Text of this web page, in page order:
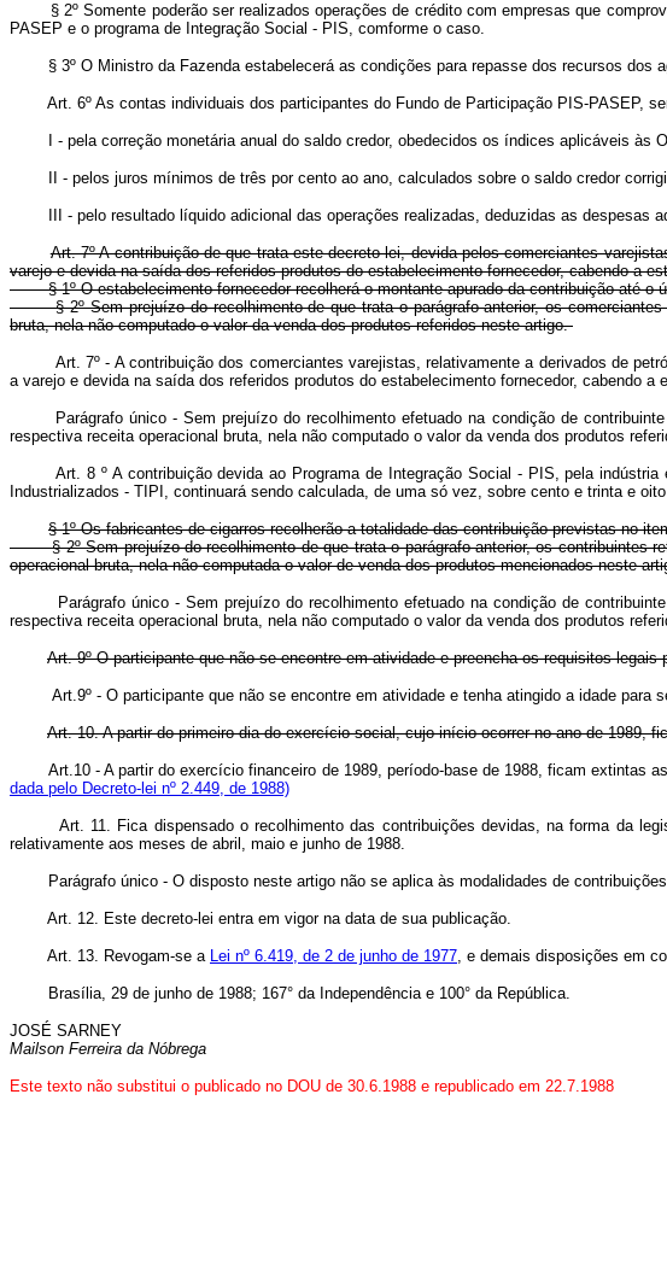
§ 2º Somente poderão ser realizados operações de crédito com empresas que
PASEP e o programa de Integração Social - PIS, comforme o caso.
§ 3º O Ministro da Fazenda estabelecerá as condições para repasse dos recursos dos
Art. 6º As contas individuais dos participantes do Fundo de Participação PIS-PASEP,
I - pela correção monetária anual do saldo credor, obedecidos os índices aplicáveis às
II - pelos juros mínimos de três por cento ao ano, calculados sobre o saldo credor
III - pelo resultado líquido adicional das operações realizadas, deduzidas as despesas
Art. 7º A contribuição de que trata este decreto-lei, devida pelos comerciantes
varejo e devida na saída dos referidos produtos do estabelecimento fornecedor, cabendo a
§ 1º O estabelecimento fornecedor recolherá o montante apurado da contribuição até o
§ 2º Sem prejuízo do recolhimento de que trata o parágrafo anterior, os comerciantes
bruta, nela não computado o valor da venda dos produtos referidos neste artigo.
Art. 7º - A contribuição dos comerciantes varejistas, relativamente a derivados de
a varejo e devida na saída dos referidos produtos do estabelecimento fornecedor,
Parágrafo único - Sem prejuízo do recolhimento efetuado na condição de
respectiva receita operacional bruta, nela não computado o valor da venda dos produtos
Art. 8 º A contribuição devida ao Programa de Integração Social - PIS, pela
Industrializados - TIPI, continuará sendo calculada, de uma só vez, sobre cento e trinta e
§ 1º Os fabricantes de cigarros recolherão a totalidade das contribuição previstas no
§ 2º Sem prejuízo do recolhimento de que trata o parágrafo anterior, os contribuintes
operacional bruta, nela não computada o valor de venda dos produtos mencionados neste
Parágrafo único - Sem prejuízo do recolhimento efetuado na condição de
respectiva receita operacional bruta, nela não computado o valor da venda dos produtos
Art. 9º O participante que não se encontre em atividade e preencha os requisitos
Art.9º - O participante que não se encontre em atividade e tenha atingido a idade
Art. 10. A partir do primeiro dia do exercício social, cujo início ocorrer no ano de 1989,
Art.10 - A partir do exercício financeiro de 1989, período-base de 1988, ficam
dada pelo Decreto-lei nº 2.449, de 1988)
Art. 11. Fica dispensado o recolhimento das contribuições devidas, na forma da
relativamente aos meses de abril, maio e junho de 1988.
Parágrafo único - O disposto neste artigo não se aplica às modalidades de
Art. 12. Este decreto-lei entra em vigor na data de sua publicação.
Art. 13. Revogam-se a Lei nº 6.419, de 2 de junho de 1977, e demais disposições em
Brasília, 29 de junho de 1988; 167° da Independência e 100° da República.
JOSÉ SARNEY
Mailson Ferreira da Nóbrega
Este texto não substitui o publicado no DOU de 30.6.1988 e republicado em 22.7.1988